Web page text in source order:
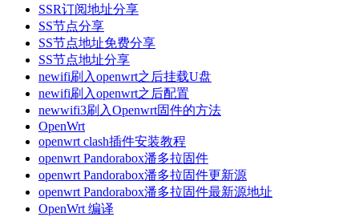
SSR订阅地址分享
SS节点分享
SS节点地址免费分享
SS节点地址分享
newifi刷入openwrt之后挂载U盘
newifi刷入openwrt之后配置
newwifi3刷入Openwrt固件的方法
OpenWrt
openwrt clash插件安装教程
openwrt Pandorabox潘多拉固件
openwrt Pandorabox潘多拉固件更新源
openwrt Pandorabox潘多拉固件最新源地址
OpenWrt 编译